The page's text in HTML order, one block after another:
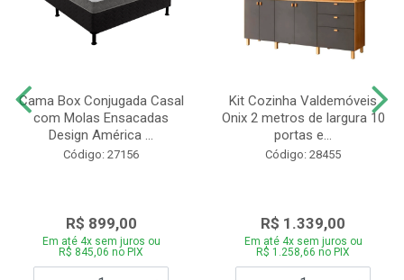
Cama Box Conjugada Casal
com Molas Ensacadas
Design América ...
Código: 27156
R$ 899,00
Em até 4x sem juros ou
R$ 845,06 no PIX
Kit Cozinha Valdemóveis
Onix 2 metros de largura 10
portas e...
Código: 28455
R$ 1.339,00
Em até 4x sem juros ou
R$ 1.258,66 no PIX